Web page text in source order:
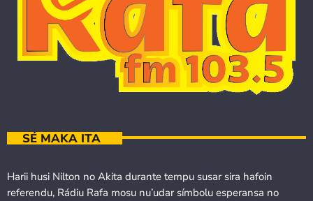
SÉ MAKA ITA
Harii husi Nilton no Akita durante tempu susar sira hafoin
referendu, Rádiu Rafa mosu nu’udar símbolu esperansa no